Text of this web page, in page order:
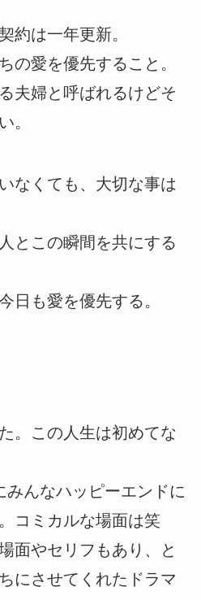
約は一年更新。
の愛を優先すること。
夫婦と呼ばれるけどそ
。
なくても、大切な事は
とこの瞬間を共にする
日も愛を優先する。
。この人生は初めてな
みんなハッピーエンドに
コミカルな場面は笑
面やセリフもあり、と
にさせてくれたドラマ